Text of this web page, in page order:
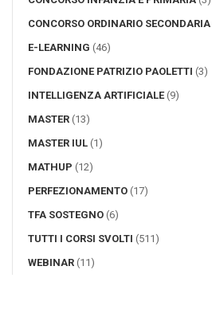
CONCORSO ORDINARIO SECONDARIA
E-LEARNING (46)
FONDAZIONE PATRIZIO PAOLETTI (3)
INTELLIGENZA ARTIFICIALE (9)
MASTER (13)
MASTER IUL (1)
MATHUP (12)
PERFEZIONAMENTO (17)
TFA SOSTEGNO (6)
TUTTI I CORSI SVOLTI (511)
WEBINAR (11)